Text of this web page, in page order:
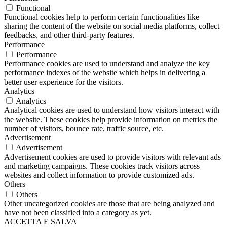
Functional
Functional cookies help to perform certain functionalities like
sharing the content of the website on social media platforms, collect
feedbacks, and other third-party features.
Performance
Performance
Performance cookies are used to understand and analyze the key
performance indexes of the website which helps in delivering a
better user experience for the visitors.
Analytics
Analytics
Analytical cookies are used to understand how visitors interact with
the website. These cookies help provide information on metrics the
number of visitors, bounce rate, traffic source, etc.
Advertisement
Advertisement
Advertisement cookies are used to provide visitors with relevant ads
and marketing campaigns. These cookies track visitors across
websites and collect information to provide customized ads.
Others
Others
Other uncategorized cookies are those that are being analyzed and
have not been classified into a category as yet.
ACCETTA E SALVA